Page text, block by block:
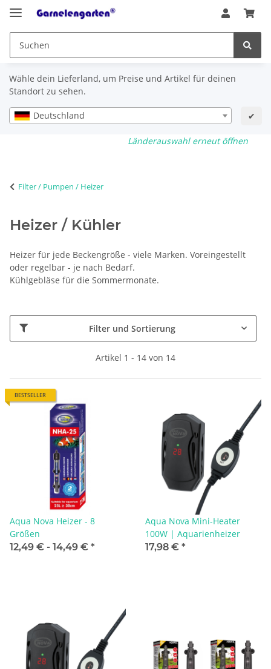
Wähle dein Lieferland, um Preise und Artikel für deinen
Standort zu sehen.
Deutschland ✔
Länderauswahl erneut öffnen
Filter / Pumpen / Heizer
Heizer / Kühler
Heizer für jede Beckengröße - viele Marken. Voreingestellt
oder regelbar - je nach Bedarf.
Kühlgebläse für die Sommermonate.
Filter und Sortierung
Artikel 1 - 14 von 14
BESTSELLER
Aqua Nova Heizer - 8
Größen
12,49 € - 14,49 € *
Aqua Nova Mini-Heater
100W | Aquarienheizer
17,98 € *